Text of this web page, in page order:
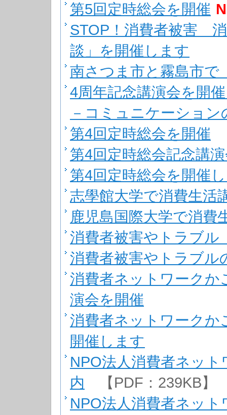
第5回定時総会を開催
STOP！消費者被害
談」を開催します
南さつま市と霧島市で
4周年記念講演会を開
－コミュニケーション
第4回定時総会を開催
第4回定時総会記念講
第4回定時総会を開催
志學館大学で消費生活
鹿児島国際大学で消費
消費者被害やトラブル
消費者被害やトラブル
消費者ネットワークか
演会を開催
消費者ネットワークか
開催します
NPO法人消費者ネッ
内 【PDF：239KB】
NPO法人消費者ネッ